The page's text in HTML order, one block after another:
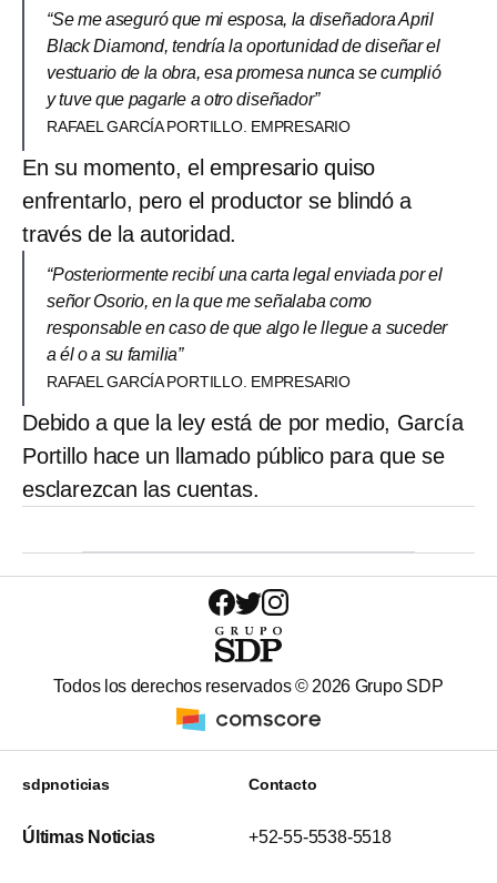
“Se me aseguró que mi esposa, la diseñadora April
Black Diamond, tendría la oportunidad de diseñar el
vestuario de la obra, esa promesa nunca se cumplió
y tuve que pagarle a otro diseñador”
RAFAEL GARCÍA PORTILLO. EMPRESARIO
En su momento, el empresario quiso
enfrentarlo, pero el productor se blindó a
través de la autoridad.
“Posteriormente recibí una carta legal enviada por el
señor Osorio, en la que me señalaba como
responsable en caso de que algo le llegue a suceder
a él o a su familia”
RAFAEL GARCÍA PORTILLO. EMPRESARIO
Debido a que la ley está de por medio, García
Portillo hace un llamado público para que se
esclarezcan las cuentas.
Todos los derechos reservados © 2026 Grupo SDP
sdpnoticias
Últimas Noticias
Contacto
+52-55-5538-5518